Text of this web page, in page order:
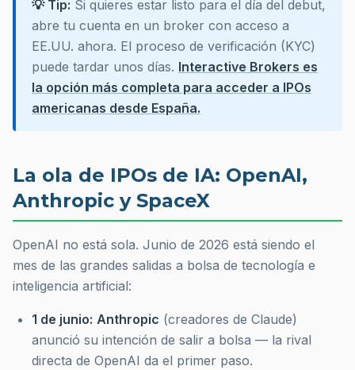
💡 Tip: Si quieres estar listo para el día del debut,
abre tu cuenta en un broker con acceso a
EE.UU. ahora. El proceso de verificación (KYC)
puede tardar unos días. Interactive Brokers es
la opción más completa para acceder a IPOs
americanas desde España.
La ola de IPOs de IA: OpenAI,
Anthropic y SpaceX
OpenAI no está sola. Junio de 2026 está siendo el
mes de las grandes salidas a bolsa de tecnología e
inteligencia artificial:
1 de junio: Anthropic (creadores de Claude)
anunció su intención de salir a bolsa — la rival
directa de OpenAI da el primer paso.